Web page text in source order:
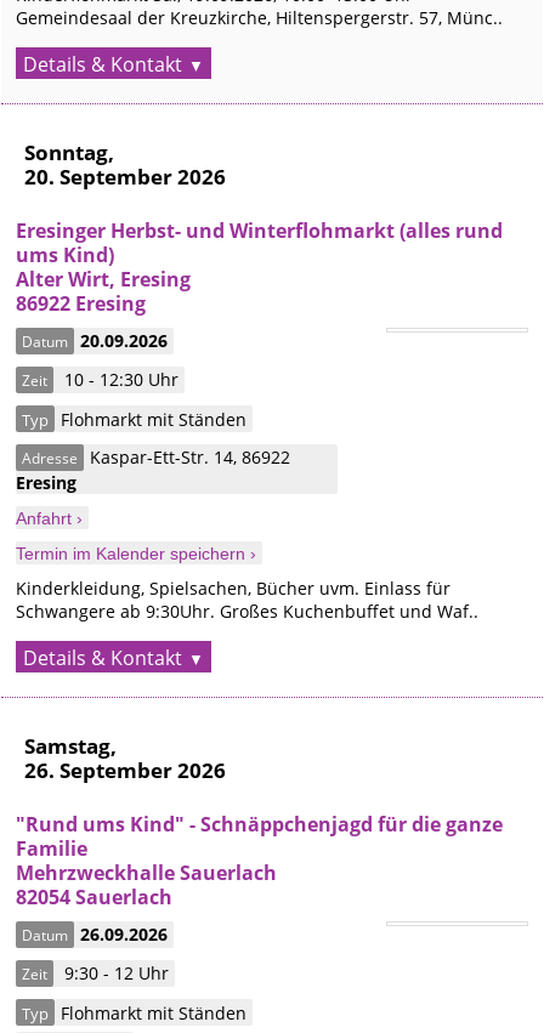
Gemeindesaal der Kreuzkirche, Hiltenspergerstr. 57, Münc..
Details & Kontakt
Sonntag,
20. September 2026
Eresinger Herbst- und Winterflohmarkt (alles rund
ums Kind)
Alter Wirt, Eresing
86922 Eresing
Datum 20.09.2026
Zeit 10 - 12:30 Uhr
Typ Flohmarkt mit Ständen
Adresse Kaspar-Ett-Str. 14,86922
Eresing
Anfahrt ›
Termin im Kalender speichern ›
Kinderkleidung, Spielsachen, Bücher uvm. Einlass für
Schwangere ab 9:30Uhr. Großes Kuchenbuffet und Waf..
Details & Kontakt
Samstag,
26. September 2026
"Rund ums Kind" - Schnäppchenjagd für die ganze
Familie
Mehrzweckhalle Sauerlach
82054 Sauerlach
Datum 26.09.2026
Zeit 9:30 - 12 Uhr
Typ
Flohmarkt mit Ständen